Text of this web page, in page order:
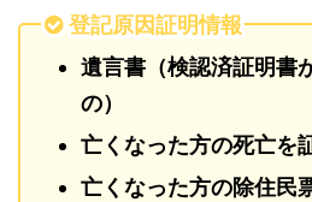
登記原因証明情報
遺言書（検認済証明書
の）
亡くなった方の死亡を
亡くなった方の除住民